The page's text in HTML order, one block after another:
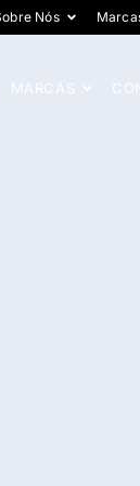
Nós
MARCAS